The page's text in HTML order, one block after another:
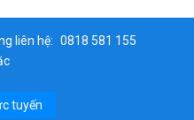
liên hệ: 0818 581 155
tuyến